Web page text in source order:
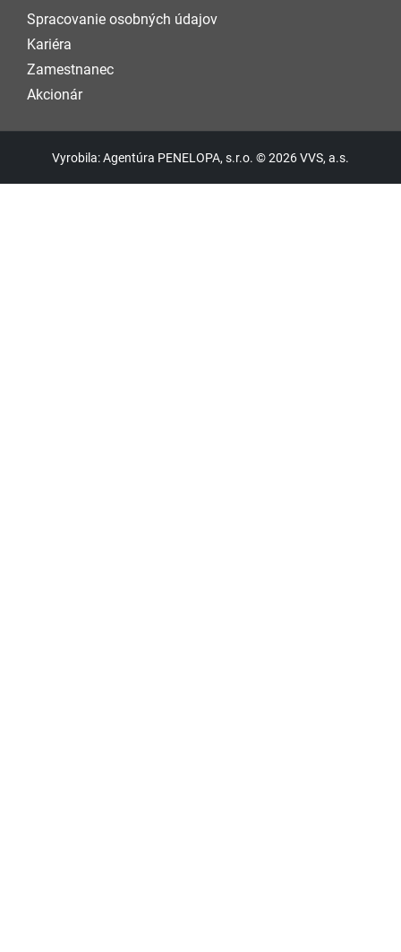
Spracovanie osobných údajov
Kariéra
Zamestnanec
Akcionár
Vyrobila: Agentúra PENELOPA, s.r.o. © 2026 VVS, a.s.